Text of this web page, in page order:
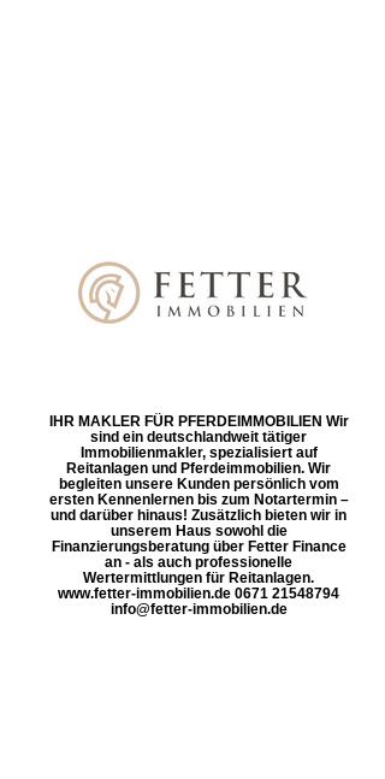
IHR MAKLER FÜR PFERDEIMMOBILIEN Wir
sind ein deutschlandweit tätiger
Immobilienmakler, spezialisiert auf
Reitanlagen und Pferdeimmobilien. Wir
begleiten unsere Kunden persönlich vom
ersten Kennenlernen bis zum Notartermin –
und darüber hinaus! Zusätzlich bieten wir in
unserem Haus sowohl die
Finanzierungsberatung über Fetter Finance
an - als auch professionelle
Wertermittlungen für Reitanlagen.
www.fetter-immobilien.de 0671 21548794
info@fetter-immobilien.de